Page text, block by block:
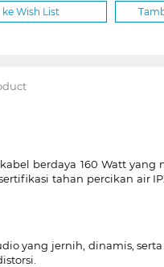
Wish List
berdaya 160 Watt
tahan percikan air
yang jernih, dinamis,